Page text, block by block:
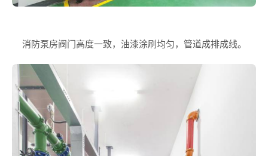
消防泵房阀门高度一致，油漆涂刷均匀，管道成排成线。